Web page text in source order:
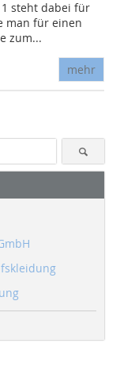
steht dabei für
man für einen
zum...
mehr